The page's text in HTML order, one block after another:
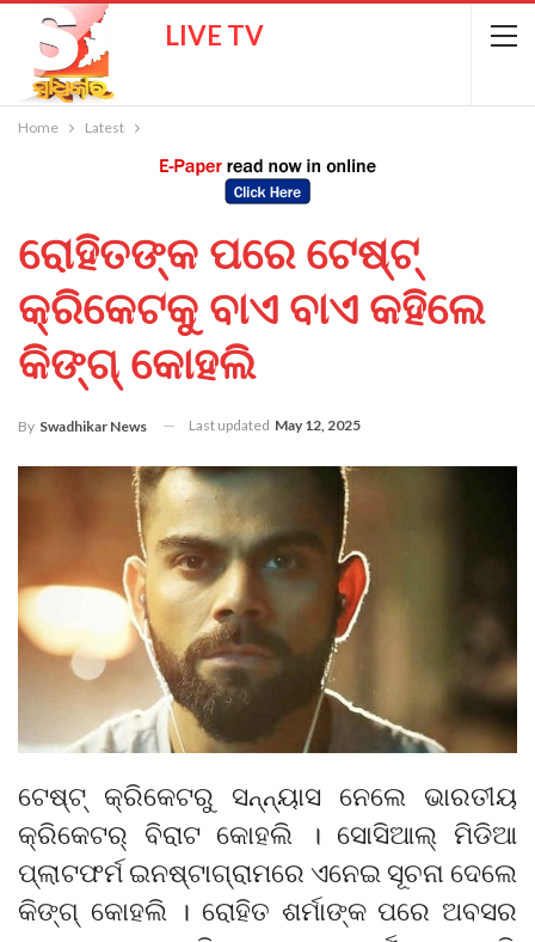
LIVE TV
Home Latest
ରୋହିତଙ୍କ ପରେ ଟେଷ୍ଟ୍
କ୍ରିକେଟକୁ ବାଏ ବାଏ କହିଲେ
କିଙ୍ଗ୍ କୋହଲି
By Swadhikar News Last updated May 12, 2025
ଟେଷ୍ଟ୍ କ୍ରିକେଟରୁ ସନ୍ନ୍ୟାସ ନେଲେ ଭାରତୀୟ
କ୍ରିକେଟର୍ ବିରାଟ କୋହଲି । ସୋସିଆଲ୍ ମିଡିଆ
ପ୍ଲାଟଫର୍ମ ଇନଷ୍ଟାଗ୍ରାମରେ ଏନେଇ ସୂଚନା ଦେଲେ
କିଙ୍ଗ୍ କୋହଲି । ରୋହିତ ଶର୍ମାଙ୍କ ପରେ ଅବସର